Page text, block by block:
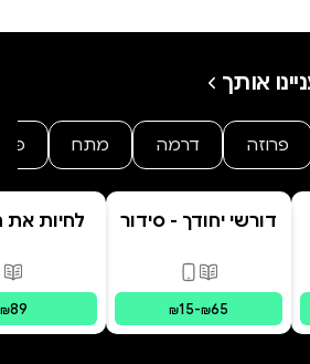
אותך
פרוזה דרמה מתח
מודפס
דורשי יחודך - סידור
פורמטים זמינים
מודפס,
₪15-₪65
לחיות את
₪89